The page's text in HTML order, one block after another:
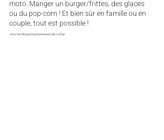
moto. Manger un burger/frittes, des glaces
ou du pop-corn ! Et bien sûr en famille ou en
couple, tout est possible !
shoot famille parking skateboard ville rooftop